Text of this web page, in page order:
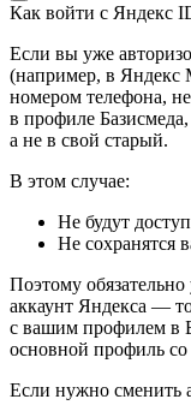
Как войти с Яндекс
Если вы уже
(например, в Яндекс
номером телефона,
в профиле
а не в свой старый.
В этом случае:
Не будут
Не сохранятся
Поэтому
аккаунт Яндекса —
с вашим профилем в
основной профиль
Если нужно сменить